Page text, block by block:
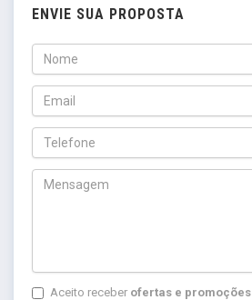
ENVIE SUA PROPOSTA
Aceito receber ofertas e promoções